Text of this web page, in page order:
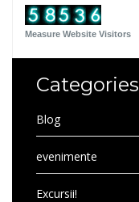
Measure Website Visitors
Categories
Blog
evenimente
Excursii!